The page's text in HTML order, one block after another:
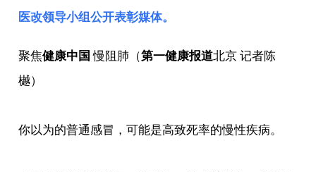
医改领导小组公开表彰媒体。
聚焦健康中国 慢阻肺（第一健康报道北京 记者陈
樾）
你以为的普通感冒，可能是高致死率的慢性疾病。